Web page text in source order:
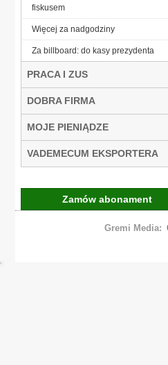
fiskusem
Więcej za nadgodziny
Za billboard: do kasy prezydenta
PRACA I ZUS
DOBRA FIRMA
MOJE PIENIĄDZE
VADEMECUM EKSPORTERA
Zamów abonament
Gremi Media: